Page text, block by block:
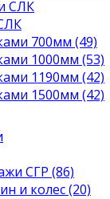
700мм (49)
1000мм (53)
1190мм (42)
1500мм (42)
СГР (86)
и колес (20)